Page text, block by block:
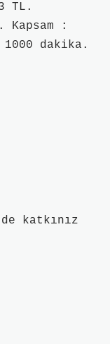
TL.
:
dakika.
de katkınız